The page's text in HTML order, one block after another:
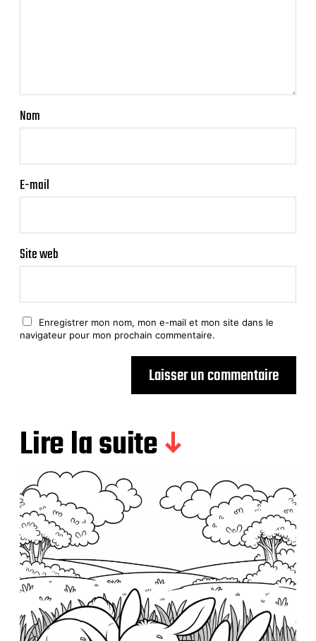
Nom
E-mail
Site web
Enregistrer mon nom, mon e-mail et mon site dans le
navigateur pour mon prochain commentaire.
Lire la suite